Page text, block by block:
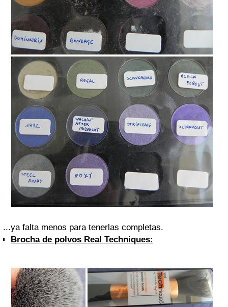
...ya falta menos para tenerlas completas.
Brocha de polvos Real Techniques: